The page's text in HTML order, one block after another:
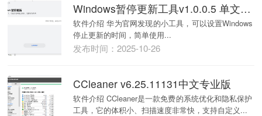
Windows暂停更新工具v1.0.0.5 单文件版本
软件介绍 华为官网发现的小工具，可以设置Windows
停止更新的时间，简单使用...
发布时间：2025-10-26
CCleaner v6.25.11131中文专业版
软件介绍 CCleaner是一款免费的系统优化和隐私保护
工具，它的体积小、扫描速度非常快，支持自定义...